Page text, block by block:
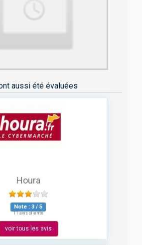
aussi été évaluées
Houra
Note : 3 / 5
11 avis clients
voir tous les avis